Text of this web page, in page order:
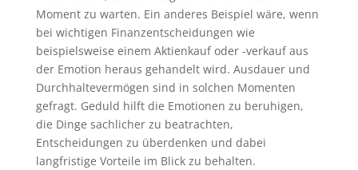
Moment zu warten. Ein anderes Beispiel wäre, wenn
bei wichtigen Finanzentscheidungen wie
beispielsweise einem Aktienkauf oder -verkauf aus
der Emotion heraus gehandelt wird. Ausdauer und
Durchhaltevermögen sind in solchen Momenten
gefragt. Geduld hilft die Emotionen zu beruhigen,
die Dinge sachlicher zu beatrachten,
Entscheidungen zu überdenken und dabei
langfristige Vorteile im Blick zu behalten.